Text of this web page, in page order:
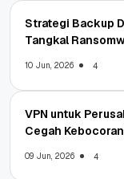
Strategi Backup
Tangkal
10 Jun, 2026 4
VPN untuk
Cegah
09 Jun, 2026 4